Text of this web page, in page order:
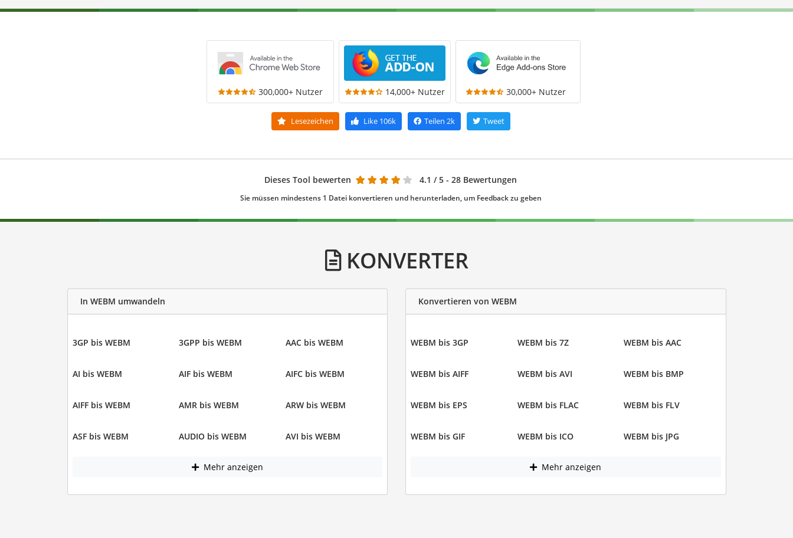
300,000+ Nutzer 14,000+ Nutzer 30,000+ Nutzer
Lesezeichen Like106k Teilen 2k Tweet
Dieses Tool bewerten 4.1 / 5 - 28 Bewertungen
Sie müssen mindestens 1 Datei konvertieren und herunterladen, um Feedback zu geben
KONVERTER
In WEBM umwandeln
3GP bis WEBM 3GPP bis WEBM AAC bis WEBM
AI bis WEBM AIF bis WEBM AIFC bis WEBM
AIFF bis WEBM AMR bis WEBM ARW bis WEBM
ASF bis WEBM AUDIO bis WEBM AVI bis WEBM
Mehr anzeigen
Konvertieren von WEBM
WEBM bis 3GP WEBM bis 7Z WEBM bis AAC
WEBM bis AIFF WEBM bis AVI WEBM bis BMP
WEBM bis EPS WEBM bis FLAC WEBM bis FLV
WEBM bis GIF WEBM bis ICO WEBM bis JPG
Mehr anzeigen